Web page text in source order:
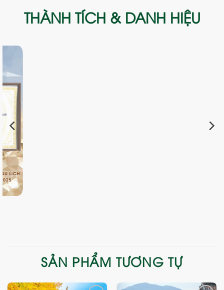
THÀNH TÍCH & DANH HIỆU
SẢN PHẨM TƯƠNG TỰ